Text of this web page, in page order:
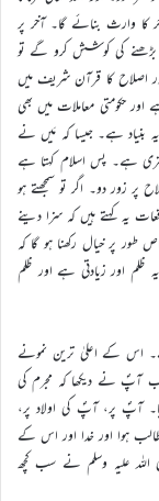
کا وارث بنائے گا۔ آخر پر
سے بڑھنے کی کوشش کرو گے تو
اصلاح کا قرآن شریف میں
حکومتی معاملات میں بھی
بنیاد ہے۔ جیسا کہ مَیں نے
ہے۔ پس اسلام کہتا ہے
زور دو۔ اگر تو سمجھتے ہو
یہ کہتے ہیں کہ سزا دینے
پر خیال رکھنا ہو گا کہ
اور زیادتی ہے اور ظلم
اس کے اعلیٰ ترین نمونے
آپؐ نے دیکھا کہ مجرم کی
آپؐ پر، آپؐ کی اولاد پر،
ہوا اور خدا اور اس کے
علیہ وسلم نے سب کچھ